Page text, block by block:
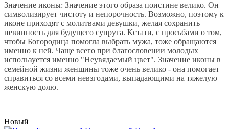
Значение иконы: Значение этого образа поистине велико. Он
символизирует чистоту и непорочность. Возможно, поэтому к
иконе приходят с молитвами девушки, желая сохранить
невинность для будущего супруга. Кстати, с просьбами о том,
чтобы Богородица помогла выбрать мужа, тоже обращаются
именно к ней. Чаще всего при благословении молодых
используется именно "Неувядаемый цвет". Значение иконы в
семейной жизни женщины тоже очень велико - она помогает
справиться со всеми невзгодами, выпадающими на тяжелую
женскую долю.
Новый